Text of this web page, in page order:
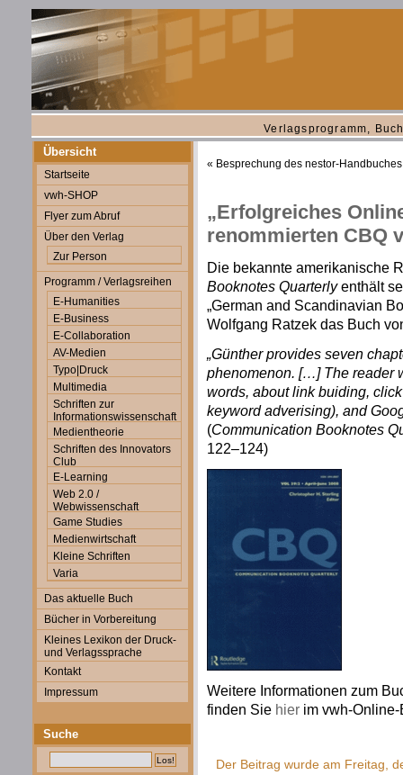
Verlagsprogramm,
Übersicht
Startseite
vwh-SHOP
Flyer zum Abruf
Über den Verlag
Zur Person
Programm / Verlagsreihen
E-Humanities
E-Business
E-Collaboration
AV-Medien
Typo|Druck
Multimedia
Schriften zur
Informationswissenschaft
Medientheorie
Schriften des Innovators
Club
E-Learning
Web 2.0 /
Webwissenschaft
Game Studies
Medienwirtschaft
Kleine Schriften
Varia
Das aktuelle Buch
Bücher in Vorbereitung
Kleines Lexikon der Druck-
und Verlagssprache
Kontakt
Impressum
Suche
« Besprechung des nestor-Handbuches
„Erfolgreiches
renommierten CBQ
Die bekannte amerikanische
Booknotes Quarterlyenthält
„German and Scandinavian
Wolfgang Ratzek das Buch
„Günther provides seven
phenomenon. […] The reader
words, about link buiding,
keyword adverising), and
(Communication Booknotes
122–124)
Weitere Informationen zum
finden Sie hier im vwh-
Der Beitrag wurde am Freitag,